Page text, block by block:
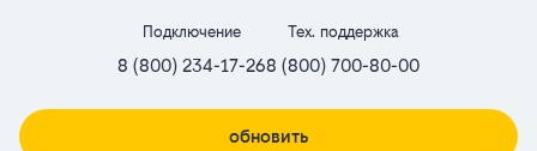
Подключение
8 (800) 234-17-26
Тех. поддержка
8 (800) 700-80-00
обновить